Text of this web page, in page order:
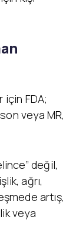
FDA;
veya MR,
değil,
ağrı,
artış,
veya